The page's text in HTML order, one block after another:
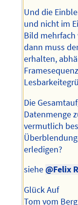
Und die
und nicht im
Bild
dann muss
erhalten,
Die
Datenmenge
vermutlich
erledigen?
siehe@Felix
Glück Auf
Tom vom Berg